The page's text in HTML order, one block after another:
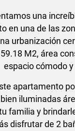
una
en una de las
urbanización
M2, área
espacio cómodo
apartamento
iluminadas
familia y
disfrutar de 2